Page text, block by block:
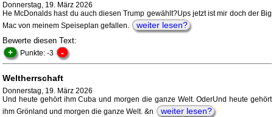
Donnerstag, 19. März 2026
He McDonalds hast du auch diesen Trump gewählt?Ups jetzt ist mir doch der Big
Mac von meinem Speiseplan gefallen.
weiter lesen?
Bewerte diesen Text:
+ Punkte: -3 -
Weltherrschaft
Donnerstag, 19. März 2026
Und heute gehört ihm Cuba und morgen die ganze Welt. OderUnd heute gehört
ihm Grönland und morgen die ganze Welt. &n
weiter lesen?